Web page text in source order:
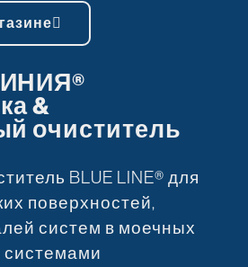
&
очиститель
BLUE LINE® для
поверхностей,
систем в моечных
системами